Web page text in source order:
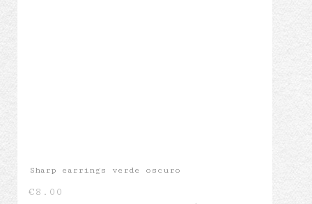
Sharp earrings verde oscuro
€8.00